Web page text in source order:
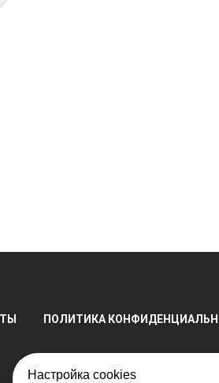
Настройка cookies
ПОЛИТИКА